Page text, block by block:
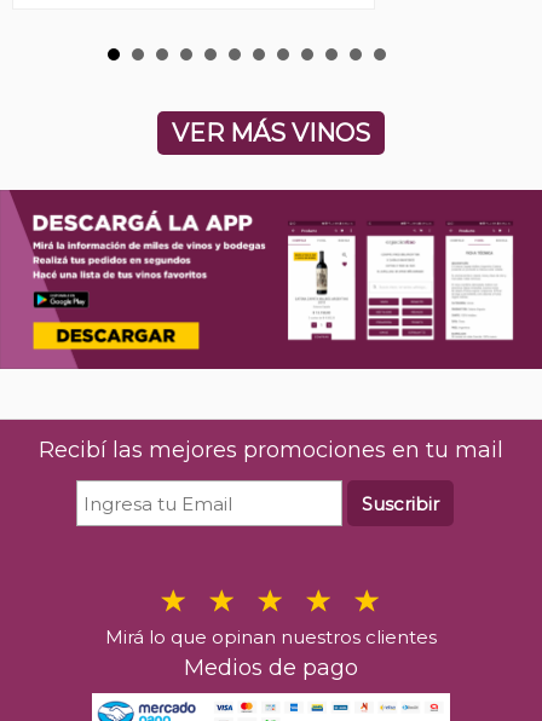
VER MÁS VINOS
Recibí las mejores promociones en tu mail
Suscribir
Mirá lo que opinan nuestros clientes
Medios de pago